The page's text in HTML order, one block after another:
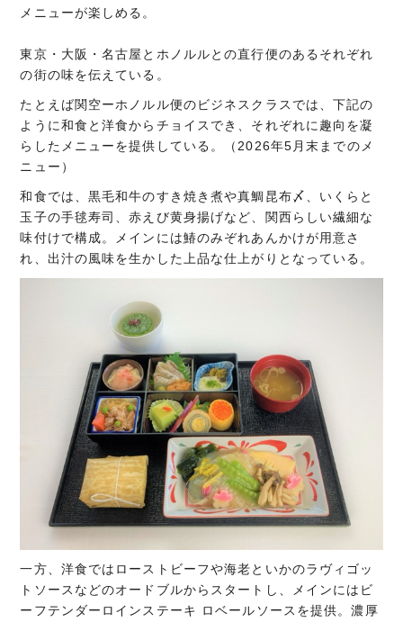
メニューが楽しめる。
東京・大阪・名古屋とホノルルとの直行便のあるそれぞれ
の街の味を伝えている。
たとえば関空ーホノルル便のビジネスクラスでは、下記の
ように和食と洋食からチョイスでき、それぞれに趣向を凝
らしたメニューを提供している。（2026年5月末までのメ
ニュー）
和食では、黒毛和牛のすき焼き煮や真鯛昆布〆、いくらと
玉子の手毬寿司、赤えび黄身揚げなど、関西らしい繊細な
味付けで構成。メインには鰆のみぞれあんかけが用意さ
れ、出汁の風味を生かした上品な仕上がりとなっている。
一方、洋食ではローストビーフや海老といかのラヴィゴッ
トソースなどのオードブルからスタートし、メインにはビ
ーフテンダーロインステーキ ロベールソースを提供。濃厚